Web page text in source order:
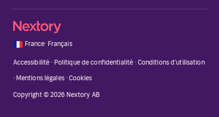
🇫🇷 France· Français
Accessibilité · Politique de confidentialité · Conditions d'utilisation
·Mentions légales·Cookies
Copyright © 2026 Nextory AB